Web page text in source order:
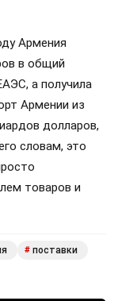
Армения
в общий
а получила
Армении из
долларов,
словам, это
товаров и
# поставки